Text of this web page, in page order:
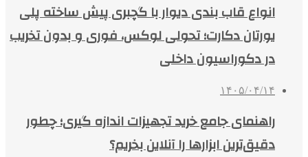
انواع قاب بندی دیوار با گچبری پیش ساخته پلی
یورتان دکارت؛ تحولی لوکس، فوری و بدون تخریب
در دکوراسیون داخلی
۱۴۰۵/۰۴/۱۴
راهنمای جامع خرید تجهیزات اندازه گیری؛ چطور
دقیق‌ترین ابزارها را آنلاین بخریم؟